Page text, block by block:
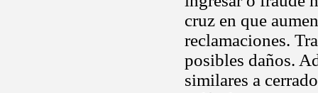
cruz en que
reclamaciones.
posibles daños.
similares a